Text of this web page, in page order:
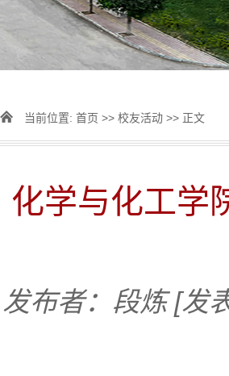
当前位置: 首页 >> 校友活动 >> 正文
化学与化工学
发布者：段炼 [发